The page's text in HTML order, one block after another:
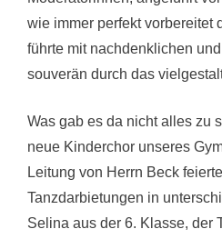
wie immer perfekt vorbereitet
führte mit nachdenklichen
souverän durch das
Was gab es da nicht alles zu
neue Kinderchor unseres
Leitung von Herrn Beck
Tanzdarbietungen in
Selina aus der 6. Klasse, der